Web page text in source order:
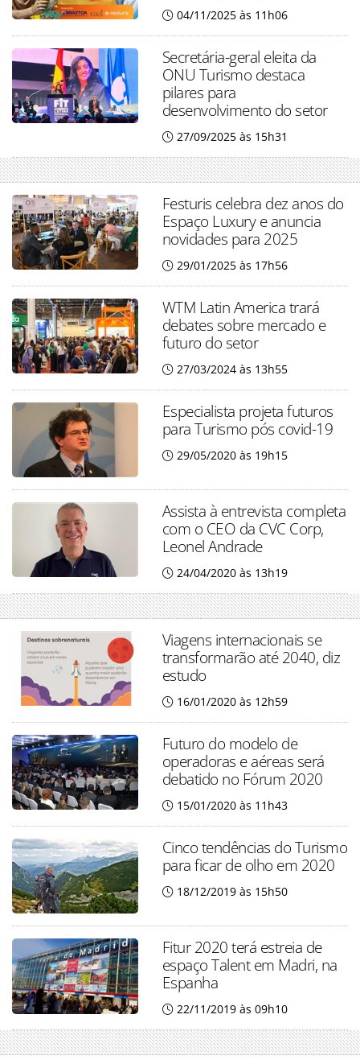
04/11/2025 às 11h06
Secretária-geral eleita da
ONU Turismo destaca
pilares para
desenvolvimento do setor
27/09/2025 às 15h31
Festuris celebra dez anos do
Espaço Luxury e anuncia
novidades para 2025
29/01/2025 às 17h56
WTM Latin America trará
debates sobre mercado e
futuro do setor
27/03/2024 às 13h55
Especialista projeta futuros
para Turismo pós covid-19
29/05/2020 às 19h15
Assista à entrevista completa
com o CEO da CVC Corp,
Leonel Andrade
24/04/2020 às 13h19
Viagens internacionais se
transformarão até 2040, diz
estudo
16/01/2020 às 12h59
Futuro do modelo de
operadoras e aéreas será
debatido no Fórum 2020
15/01/2020 às 11h43
Cinco tendências do Turismo
para ficar de olho em 2020
18/12/2019 às 15h50
Fitur 2020 terá estreia de
espaço Talent em Madri, na
Espanha
22/11/2019 às 09h10